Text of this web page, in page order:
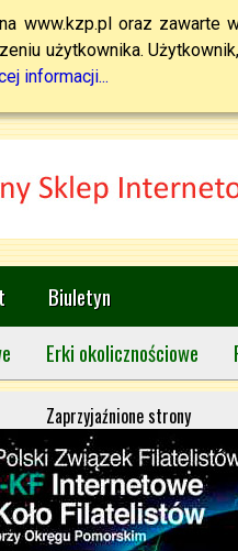
www.kzp.pl oraz zawarte
użytkownika.
informacji...
Biuletyn
Erki okolicznościowe
Zaprzyjaźnione strony